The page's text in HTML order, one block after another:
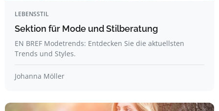
LEBENSSTIL
Sektion für Mode und Stilberatung
EN BREF Modetrends: Entdecken Sie die aktuellsten
Trends und Styles.
Johanna Möller